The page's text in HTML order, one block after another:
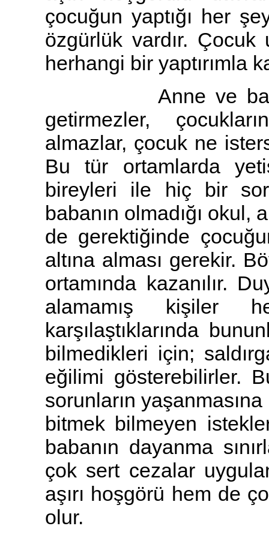
çocuğun yaptığı her
özgürlük vardır. Çocuk
herhangi bir yaptırımla
Anne ve baba
getirmezler,
almazlar, çocuk ne
Bu tür ortamlarda
bireyleri ile hiç bir
babanın olmadığı
de gerektiğinde
altına alması gerekir.
ortamında kazanılır.
alamamış kişiler
karşılaştıklarında
bilmedikleri için;
eğilimi gösterebilirler.
sorunların
bitmek bilmeyen
babanın dayanma
çok sert cezalar
aşırı hoşgörü hem de
olur.